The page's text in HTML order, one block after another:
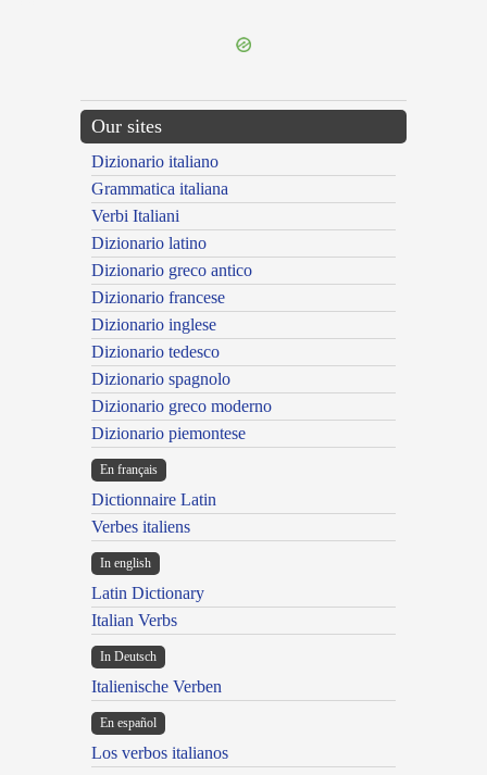
Our sites
Dizionario italiano
Grammatica italiana
Verbi Italiani
Dizionario latino
Dizionario greco antico
Dizionario francese
Dizionario inglese
Dizionario tedesco
Dizionario spagnolo
Dizionario greco moderno
Dizionario piemontese
En français
Dictionnaire Latin
Verbes italiens
In english
Latin Dictionary
Italian Verbs
In Deutsch
Italienische Verben
En español
Los verbos italianos